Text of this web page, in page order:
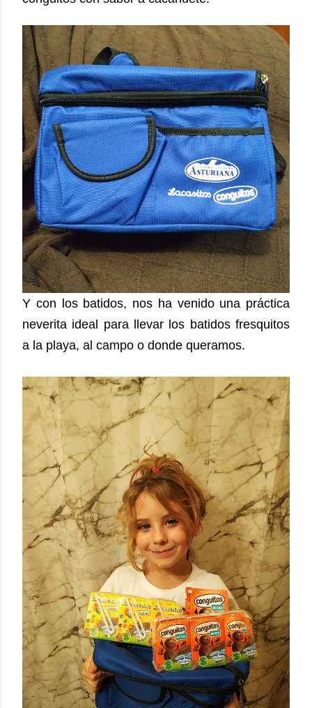
Y con los batidos, nos ha venido una práctica
neverita ideal para llevar los batidos fresquitos
a la playa, al campo o donde queramos.